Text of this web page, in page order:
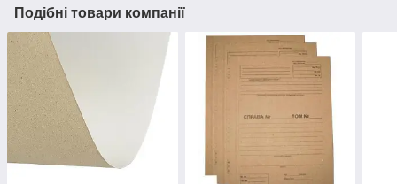
Подібні товари компанії